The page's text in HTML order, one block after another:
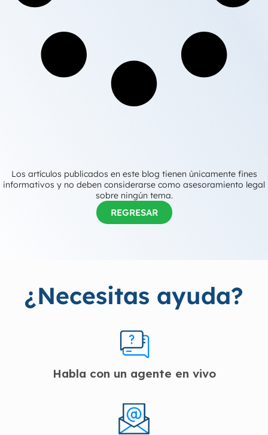
Los artículos publicados en este blog tienen únicamente fines
informativos y no deben considerarse como asesoramiento legal
sobre ningún tema.
REGRESAR
¿Necesitas ayuda?
Habla con un agente en vivo